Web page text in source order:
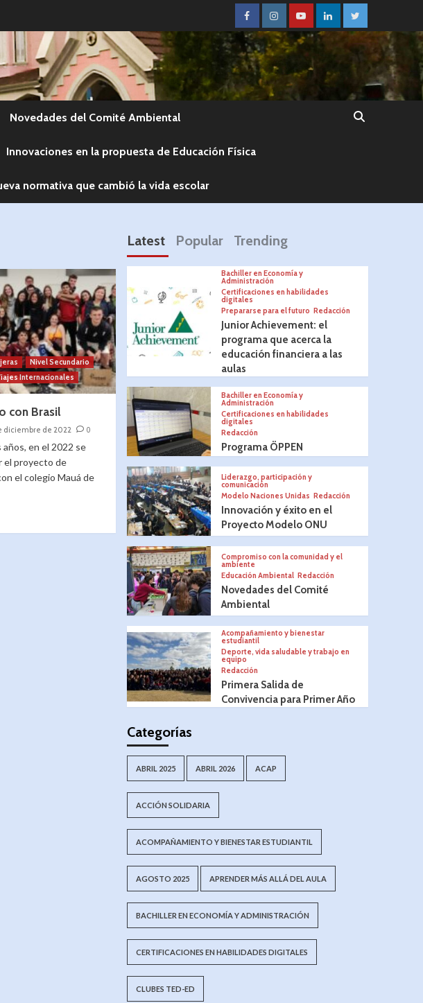
Novedades del Comité Ambiental
Innovaciones en la propuesta de Educación Física
normativa que cambió la vida escolar
Nivel Secundario
Internacionales
con Brasil
diciembre de 2022 0
años, en el 2022 se
el proyecto de
el colegio Mauá de
Latest Popular Trending
Bachiller en Economía y
Administración
Certificaciones en habilidades
digitales
Prepararse para el futuro Redacción
Junior Achievement: el
programa que acerca la
educación financiera a las
aulas
Bachiller en Economía y
Administración
Certificaciones en habilidades
digitales
Redacción
Programa ÖPPEN
Liderazgo, participación y
comunicación
Modelo Naciones Unidas Redacción
Innovación y éxito en el
Proyecto Modelo ONU
Compromiso con la comunidad y el
ambiente
Educación Ambiental Redacción
Novedades del Comité
Ambiental
Acompañamiento y bienestar
estudiantil
Deporte, vida saludable y trabajo en
equipo
Redacción
Primera Salida de
Convivencia para Primer Año
Categorías
ABRIL 2025 ABRIL 2026 ACAP
ACCIÓN SOLIDARIA
ACOMPAÑAMIENTO Y BIENESTAR ESTUDIANTIL
AGOSTO 2025 APRENDER MÁS ALLÁ DEL AULA
BACHILLER EN ECONOMÍA Y ADMINISTRACIÓN
CERTIFICACIONES EN HABILIDADES DIGITALES
CLUBES TED-ED